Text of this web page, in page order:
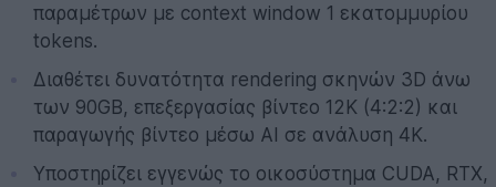
παραμέτρων με context window 1 εκατομμυρίου
tokens.
Διαθέτει δυνατότητα rendering σκηνών 3D άνω
των 90GB, επεξεργασίας βίντεο 12K (4:2:2) και
παραγωγής βίντεο μέσω AI σε ανάλυση 4K.
Υποστηρίζει εγγενώς το οικοσύστημα CUDA, RTX,